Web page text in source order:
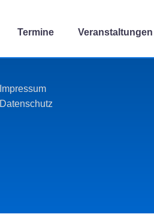
Termine Veranstaltungen
Impressum
Datenschutz